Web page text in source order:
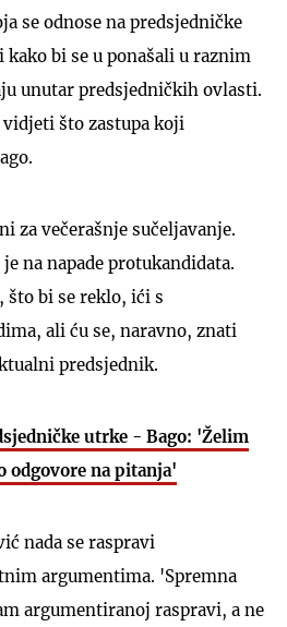
se odnose na predsjedničke
bi se u ponašali u raznim
unutar predsjedničkih ovlasti.
što zastupa koji
za večerašnje sučeljavanje.
na napade protukandidata.
što bi se reklo, ići s
ali ću se, naravno, znati
predsjednik.
utrke - Bago: 'Želim
odgovore na pitanja'
nada se raspravi
argumentima. 'Spremna
argumentiranoj raspravi, a ne